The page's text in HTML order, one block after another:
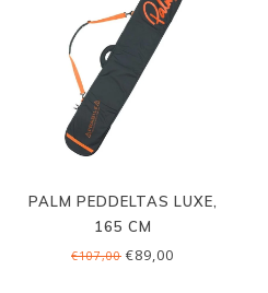
PALM PEDDELTAS LUXE,
165 CM
€107,00 €89,00